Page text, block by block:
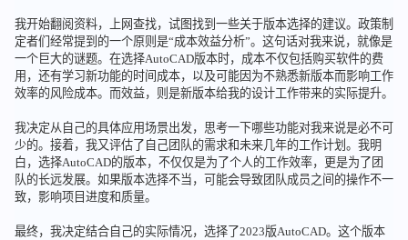
我开始翻阅资料，上网查找，试图找到一些关于版本选择的建议。政策制
定者们经常提到的一个原则是“成本效益分析”。这句话对我来说，就像是
一个巨大的谜题。在选择AutoCAD版本时，成本不仅包括购买软件的费
用，还有学习新功能的时间成本，以及可能因为不熟悉新版本而影响工作
效率的风险成本。而效益，则是新版本给我的设计工作带来的实际提升。
我决定从自己的具体应用场景出发，思考一下哪些功能对我来说是必不可
少的。接着，我又评估了自己团队的需求和未来几年的工作计划。我明
白，选择AutoCAD的版本，不仅仅是为了个人的工作效率，更是为了团
队的长远发展。如果版本选择不当，可能会导致团队成员之间的操作不一
致，影响项目进度和质量。
最终，我决定结合自己的实际情况，选择了2023版AutoCAD。这个版本